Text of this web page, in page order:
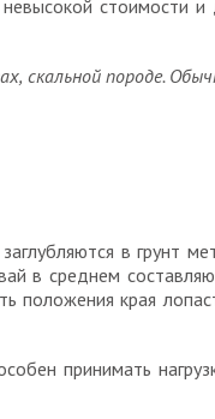
стоимости
скальной породе.
в грунт
в среднем
положения края
принимать